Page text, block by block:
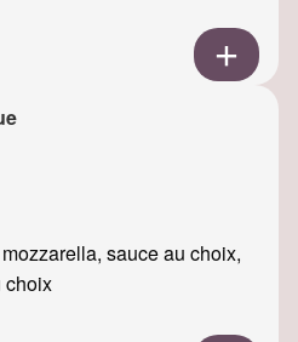
sauce au choix,
choix